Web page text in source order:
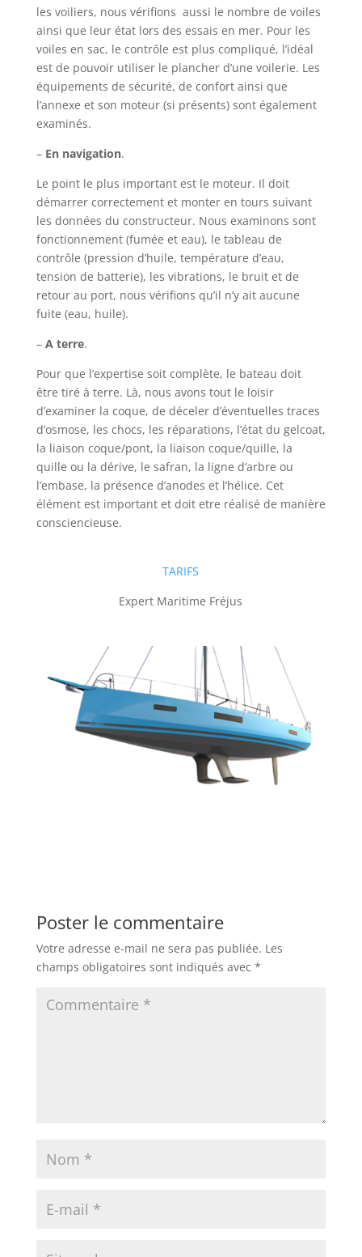
les voiliers, nous vérifions aussi le nombre de voiles
ainsi que leur état lors des essais en mer. Pour les
voiles en sac, le contrôle est plus compliqué, l’idéal
est de pouvoir utiliser le plancher d’une voilerie. Les
équipements de sécurité, de confort ainsi que
l’annexe et son moteur (si présents) sont également
examinés.
– En navigation.
Le point le plus important est le moteur. Il doit
démarrer correctement et monter en tours suivant
les données du constructeur. Nous examinons sont
fonctionnement (fumée et eau), le tableau de
contrôle (pression d’huile, température d’eau,
tension de batterie), les vibrations, le bruit et de
retour au port, nous vérifions qu’il n’y ait aucune
fuite (eau, huile).
– A terre.
Pour que l’expertise soit complète, le bateau doit
être tiré à terre. Là, nous avons tout le loisir
d’examiner la coque, de déceler d’éventuelles traces
d’osmose, les chocs, les réparations, l’état du gelcoat,
la liaison coque/pont, la liaison coque/quille, la
quille ou la dérive, le safran, la ligne d’arbre ou
l’embase, la présence d’anodes et l’hélice. Cet
élément est important et doit etre réalisé de manière
consciencieuse.
TARIFS
Expert Maritime Fréjus
Poster le commentaire
Votre adresse e-mail ne sera pas publiée. Les
champs obligatoires sont indiqués avec *